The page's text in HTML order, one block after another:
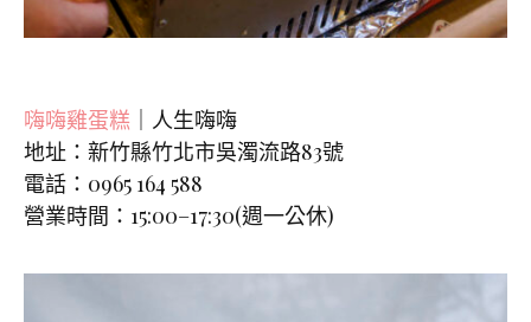
嗨嗨雞蛋糕 ｜人生嗨嗨
地址：新竹縣竹北市吳濁流路83號
電話：0965 164 588
營業時間：15:00–17:30(週一公休)